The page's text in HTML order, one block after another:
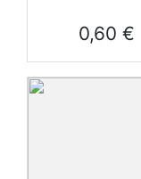
Prix
0,60 €